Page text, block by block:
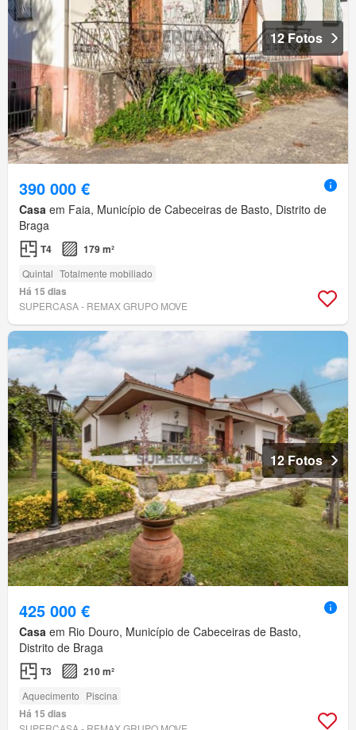
12 Fotos
390 000 €
Casa em Faia, Município de Cabeceiras de Basto, Distrito de
Braga
T4 179 m²
Quintal Totalmente mobiliado
Há 15 dias
SUPERCASA - REMAX GRUPO MOVE
12 Fotos
425 000 €
Casa em Rio Douro, Município de Cabeceiras de Basto,
Distrito de Braga
T3 210 m²
Aquecimento Piscina
Há 15 dias